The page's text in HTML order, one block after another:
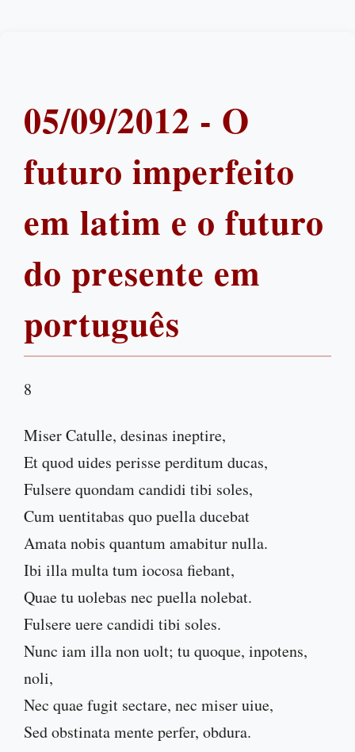
05/09/2012 - O
futuro imperfeito
em latim e o futuro
do presente em
português
8
Miser Catulle, desinas ineptire,
Et quod uides perisse perditum ducas,
Fulsere quondam candidi tibi soles,
Cum uentitabas quo puella ducebat
Amata nobis quantum amabitur nulla.
Ibi illa multa tum iocosa fiebant,
Quae tu uolebas nec puella nolebat.
Fulsere uere candidi tibi soles.
Nunc iam illa non uolt; tu quoque, inpotens,
noli,
Nec quae fugit sectare, nec miser uiue,
Sed obstinata mente perfer, obdura.